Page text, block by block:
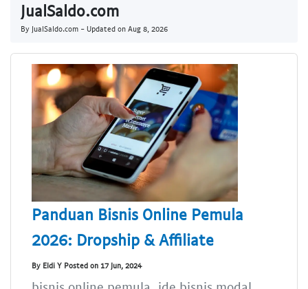
JualSaldo.com
By JualSaldo.com - Updated on Aug 8, 2026
Panduan Bisnis Online Pemula
2026: Dropship & Affiliate
By Eldi Y Posted on 17 Jun, 2024